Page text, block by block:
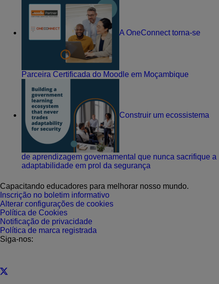
A OneConnect torna-se
Parceira Certificada do Moodle em Moçambique
Construir um ecossistema
de aprendizagem governamental que nunca sacrifique a
adaptabilidade em prol da segurança
Capacitando educadores para melhorar nosso mundo.
Inscrição no boletim informativo
Alterar configurações de cookies
Política de Cookies
Notificação de privacidade
Política de marca registrada
Siga-nos: